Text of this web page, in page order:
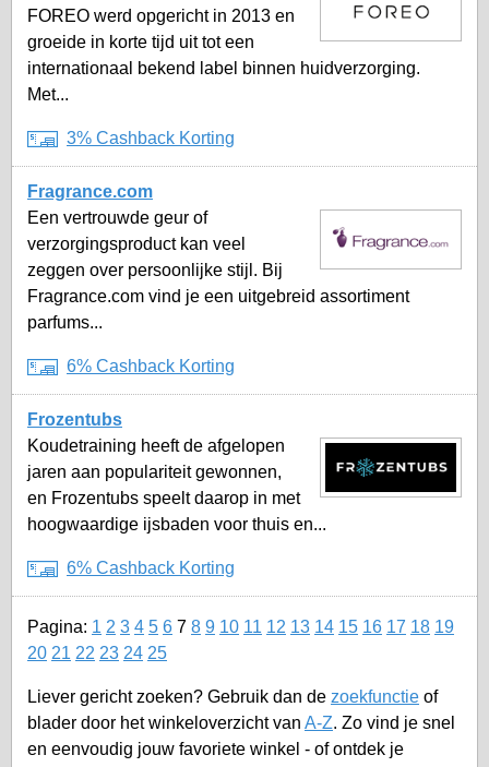
FOREO werd opgericht in 2013 en
groeide in korte tijd uit tot een
internationaal bekend label binnen huidverzorging.
Met...
3% Cashback Korting
Fragrance.com
Een vertrouwde geur of
verzorgingsproduct kan veel
zeggen over persoonlijke stijl. Bij
Fragrance.com vind je een uitgebreid assortiment
parfums...
6% Cashback Korting
Frozentubs
Koudetraining heeft de afgelopen
jaren aan populariteit gewonnen,
en Frozentubs speelt daarop in met
hoogwaardige ijsbaden voor thuis en...
6% Cashback Korting
Pagina: 1 2 3 4 5 6 7 8 9 10 11 12 13 14 15 16 17 18 19
20 21 22 23 24 25
Liever gericht zoeken? Gebruik dan de zoekfunctie of
blader door het winkeloverzicht van A-Z. Zo vind je snel
en eenvoudig jouw favoriete winkel - of ontdek je